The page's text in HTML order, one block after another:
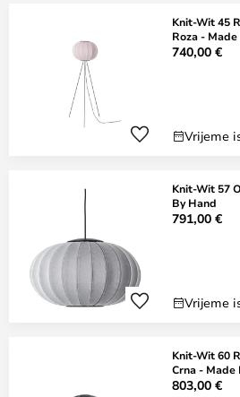
Knit-Wit 45
Roza -
740,00 €
Vrijeme
Knit-Wit 57
By Hand
791,00 €
Vrijeme
Knit-Wit 60
Crna - Made
803,00 €